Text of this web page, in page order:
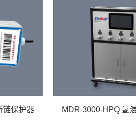
链保护器 MDR-3000-HPQ 氢